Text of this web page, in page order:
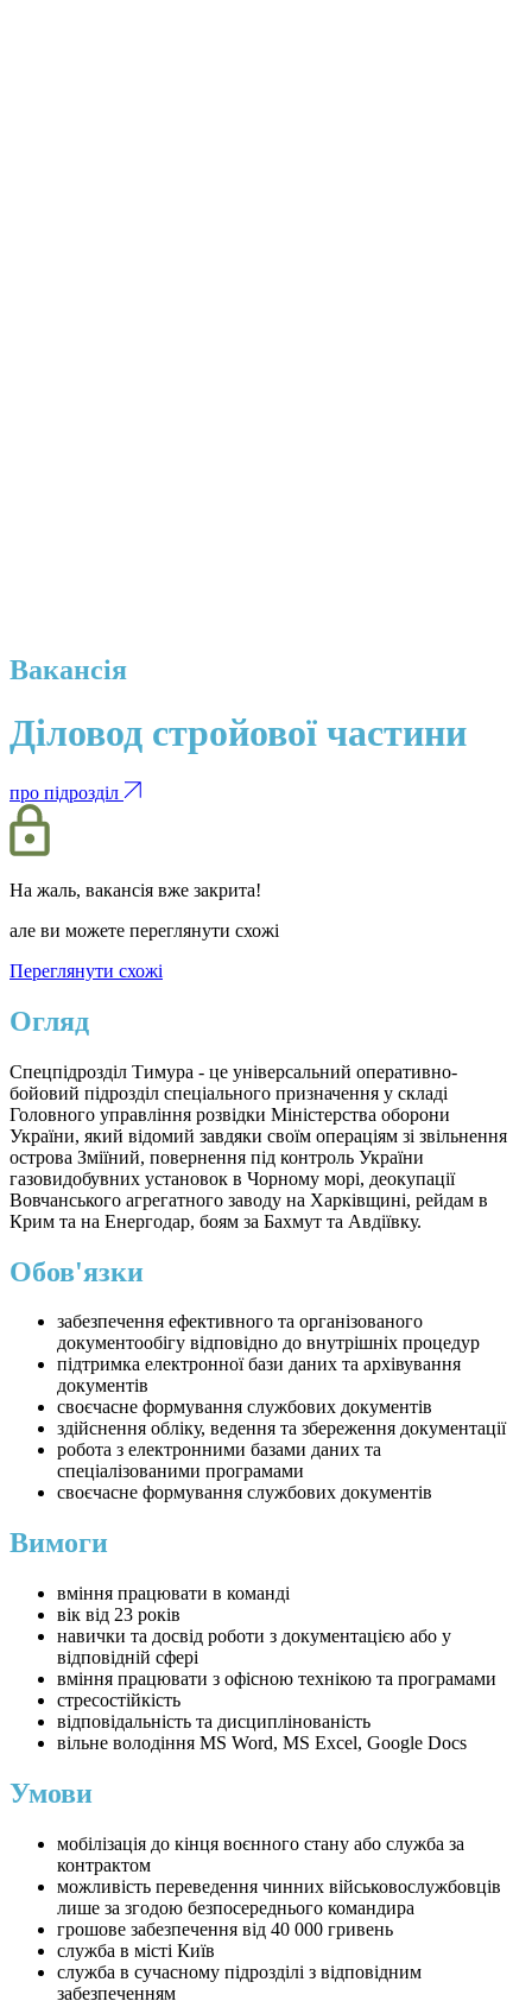
Вакансія
Діловод стройової частини
про підрозділ
На жаль, вакансія вже закрита!
але ви можете переглянути схожі
Переглянути схожі
Огляд
Спецпідрозділ Тимура - це універсальний оперативно-
бойовий підрозділ спеціального призначення у складі
Головного управління розвідки Міністерства оборони
України, який відомий завдяки своїм операціям зі звільнення
острова Зміїний, повернення під контроль України
газовидобувних установок в Чорному морі, деокупації ​​
Вовчанського агрегатного заводу на Харківщині, рейдам в
Крим та на Енергодар, боям за Бахмут та Авдіївку.
Обов'язки
забезпечення ефективного та організованого
документообігу відповідно до внутрішніх процедур
підтримка електронної бази даних та архівування
документів
своєчасне формування службових документів
здійснення обліку, ведення та збереження документації
робота з електронними базами даних та
спеціалізованими програмами
своєчасне формування службових документів
Вимоги
вміння працювати в команді
вік від 23 років
навички та досвід роботи з документацією або у
відповідній сфері
вміння працювати з офісною технікою та програмами
стресостійкість
відповідальність та дисциплінованість
вільне володіння MS Word, MS Excel, Google Docs
Умови
мобілізація до кінця воєнного стану або служба за
контрактом
можливість переведення чинних військовослужбовців
лише за згодою безпосереднього командира
грошове забезпечення від 40 000 гривень
служба в місті Київ
служба в сучасному підрозділі з відповідним
забезпеченням